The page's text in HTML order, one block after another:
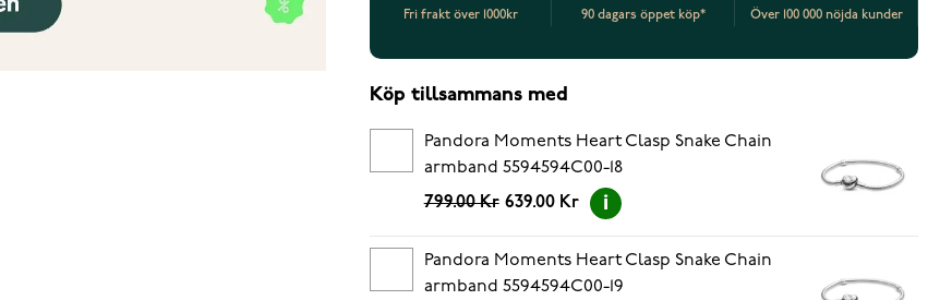
Fri frakt över 1000kr 90 dagars öppet köp* Över 100 000 nöjda kunder
Köp tillsammans med
Pandora Moments Heart Clasp Snake Chain
armband 5594594C00-18
799.00 Kr 639.00 Kr
Pandora Moments Heart Clasp Snake Chain
armband 5594594C00-19